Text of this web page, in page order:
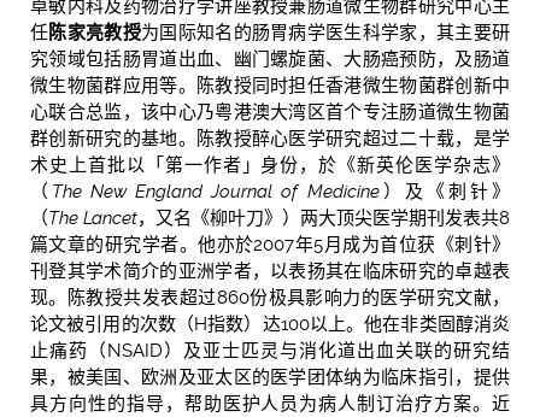
卓敏内科及药物治疗学讲座教授兼肠道微生物群研究中心主
任陈家亮教授为国际知名的肠胃病学医生科学家，其主要研
究领域包括肠胃道出血、幽门螺旋菌、大肠癌预防，及肠道
微生物菌群应用等。陈教授同时担任香港微生物菌群创新中
心联合总监，该中心乃粤港澳大湾区首个专注肠道微生物菌
群创新研究的基地。陈教授醉心医学研究超过二十载，是学
术史上首批以「第一作者」身份，於《新英伦医学杂志》
（ The New England Journal of Medicine）及《刺针》
（The Lancet，又名《柳叶刀》）两大顶尖医学期刊发表共8
篇文章的研究学者。他亦於2007年5月成为首位获《刺针》
刊登其学术简介的亚洲学者，以表扬其在临床研究的卓越表
现。陈教授共发表超过860份极具影响力的医学研究文献，
论文被引用的次数（H指数）达100以上。他在非类固醇消炎
止痛药（NSAID）及亚士匹灵与消化道出血关联的研究结
果，被美国、欧洲及亚太区的医学团体纳为临床指引，提供
具方向性的指导，帮助医护人员为病人制订治疗方案。近